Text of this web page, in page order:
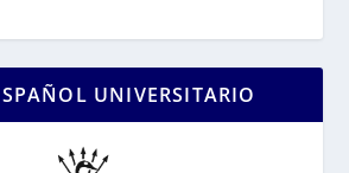
UNIVERSITARIO